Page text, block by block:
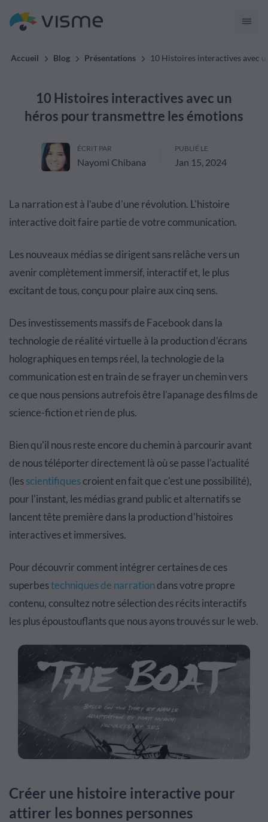
Accueil Blog Présentations 10 Histoires interactives avec
10 Histoires interactives avec un
héros pour transmettre les émotions
ÉCRIT PAR
Nayomi Chibana
PUBLIÉ LE
Jan 15, 2024
La narration est à l’aube d’une révolution. L'histoire
interactive doit faire partie de votre communication.
Les nouveaux médias se dirigent sans relâche vers un
avenir complètement immersif, interactif et, le plus
excitant de tous, conçu pour plaire aux cinq sens.
Des investissements massifs de Facebook dans la
technologie de réalité virtuelle à la production d’écrans
holographiques en temps réel, la technologie de la
communication est en train de se frayer un chemin vers
ce que nous pensions autrefois être l’apanage des films de
science-fiction et rien de plus.
Bien qu'il nous reste encore du chemin à parcourir avant
de nous téléporter directement là où se passe l'actualité
(lesscientifiquescroient en fait que c'est une possibilité),
pour l'instant, les médias grand public et alternatifs se
lancent tête première dans la production d'histoires
interactives et immersives.
Pour découvrir comment intégrer certaines de ces
superbestechniques de narrationdans votre propre
contenu, consultez notre sélection des récits interactifs
les plus époustouflants que nous ayons trouvés sur le web.
Créer une histoire interactive pour
attirer les bonnes personnes